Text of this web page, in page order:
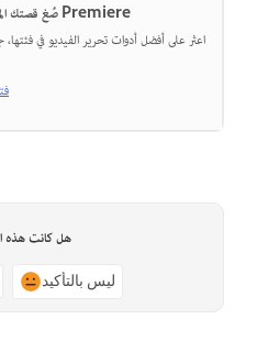
صُغ قصتك المثالية باستخدام Premiere
اعثر على أفضل أدوات تحرير الفيديو في
هل كانت هذه
ليس بالتأكيد